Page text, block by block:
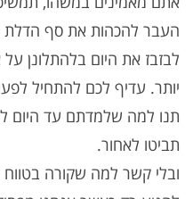
העבר להכהות את סף הדלת
לבזבז את היום בלהתלונן
יותר. עדיף לכם להתחיל
תנו למה שלמדתם עד היום
תביטו לאחור.
ובלי קשר למה שקורה בטווח